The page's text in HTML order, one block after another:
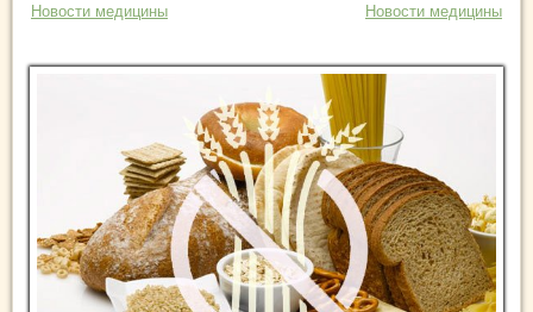
Новости медицины Новости медицины